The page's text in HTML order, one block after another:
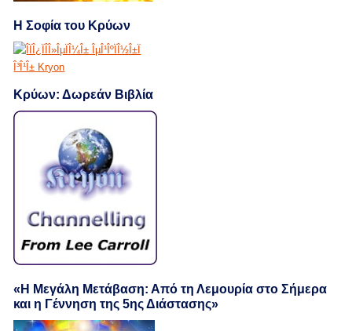
Η Σοφία του Κρύων
Κρύων: Δωρεάν Βιβλία
«Η Μεγάλη Μετάβαση: Από τη Λεμουρία στο Σήμερα
και η Γέννηση της 5ης Διάστασης»